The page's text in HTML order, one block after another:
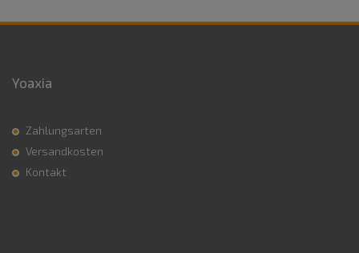
Yoaxia
Zahlungsarten
Versandkosten
Kontakt